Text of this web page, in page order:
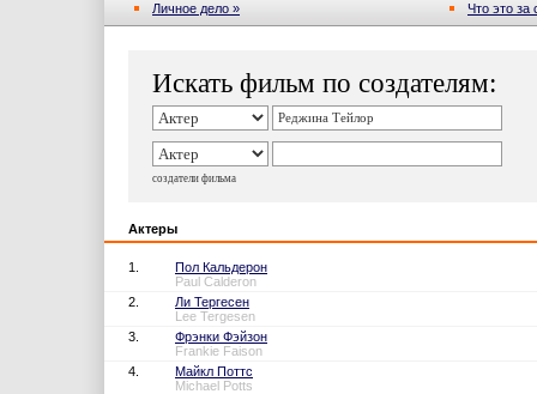
Личное дело » Что это за
Искать фильм по создателям:
создатели фильма
Актеры
1.
Пол Кальдерон
Paul Calderon
2.
Ли Тергесен
Lee Tergesen
3.
Фрэнки Фэйзон
Frankie Faison
4.
Майкл Поттс
Michael Potts